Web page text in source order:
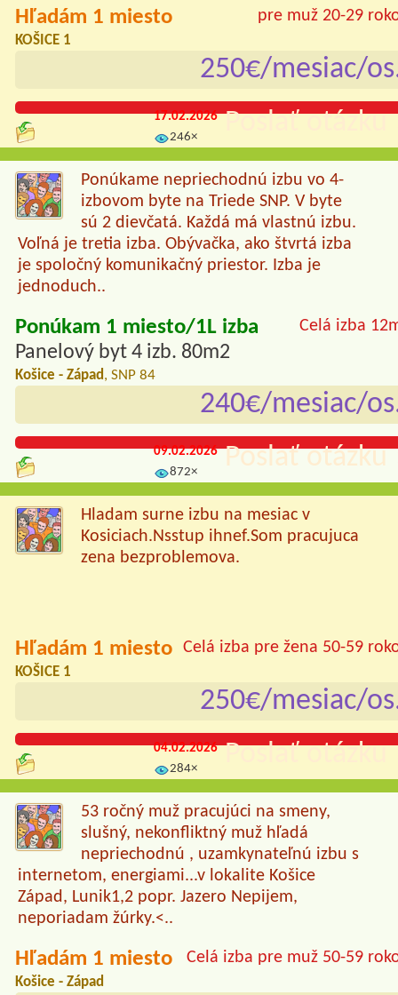
pre muž 20-29
Hľadám 1 miesto
KOŠICE 1
250€/mesiac/
Poslať otázku
17.02.2026
246×
Ponúkame nepriechodnú izbu vo 4-
izbovom byte na Triede SNP. V byte
sú 2 dievčatá. Každá má vlastnú izbu.
Voľná je tretia izba. Obývačka, ako štvrtá izba
je spoločný komunikačný priestor. Izba je
jednoduch..
Celá izba
Ponúkam 1 miesto/1L izba
Panelový byt 4 izb. 80m2
Košice - Západ, SNP 84
240€/mesiac/
Poslať otázku
09.02.2026
872×
Hladam surne izbu na mesiac v
Kosiciach.Nsstup ihnef.Som pracujuca
zena bezproblemova.
Celá izba pre žena 50-59
Hľadám 1 miesto
KOŠICE 1
250€/mesiac/
Poslať otázku
04.02.2026
284×
53 ročný muž pracujúci na smeny,
slušný, nekonfliktný muž hľadá
nepriechodnú , uzamkynateľnú izbu s
internetom, energiami...v lokalite Košice
Západ, Lunik1,2 popr. Jazero Nepijem,
neporiadam žúrky.<..
Celá izba pre muž 50-59
Hľadám 1 miesto
Košice - Západ